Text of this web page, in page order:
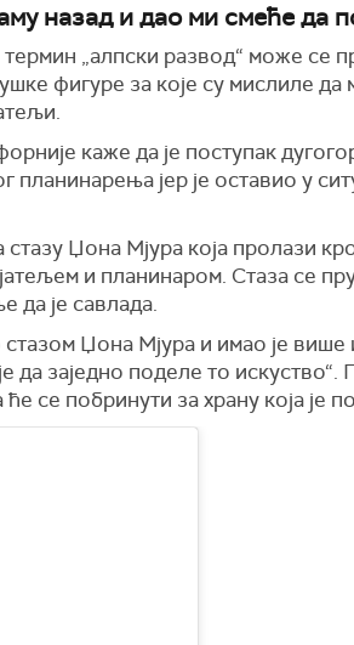
назад и дао ми смеће да
„алпски развод“ може се
фигуре за које су мислиле да
каже да је поступак
јер је оставио у
Џона Мјура која пролази
и планинаром. Стаза се
да је савлада.
Џона Мјура и имао је
да заједно поделе то
се побринути за храну која је